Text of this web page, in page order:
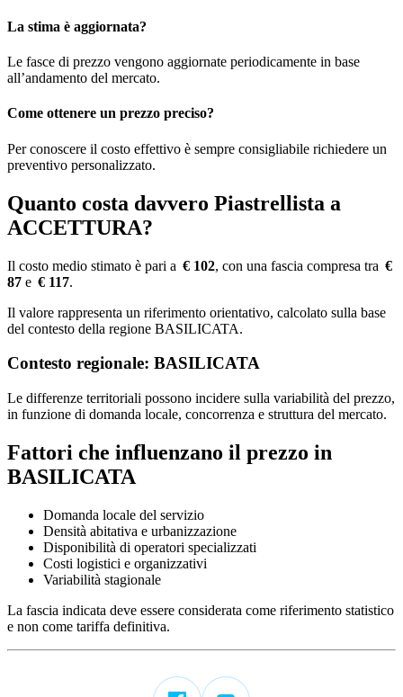
La stima è aggiornata?
Le fasce di prezzo vengono aggiornate periodicamente in base
all’andamento del mercato.
Come ottenere un prezzo preciso?
Per conoscere il costo effettivo è sempre consigliabile richiedere un
preventivo personalizzato.
Quanto costa davvero Piastrellista a
ACCETTURA?
Il costo medio stimato è pari a € 102, con una fascia compresa tra €
87 e € 117.
Il valore rappresenta un riferimento orientativo, calcolato sulla base
del contesto della regione BASILICATA.
Contesto regionale: BASILICATA
Le differenze territoriali possono incidere sulla variabilità del prezzo,
in funzione di domanda locale, concorrenza e struttura del mercato.
Fattori che influenzano il prezzo in
BASILICATA
Domanda locale del servizio
Densità abitativa e urbanizzazione
Disponibilità di operatori specializzati
Costi logistici e organizzativi
Variabilità stagionale
La fascia indicata deve essere considerata come riferimento statistico
e non come tariffa definitiva.